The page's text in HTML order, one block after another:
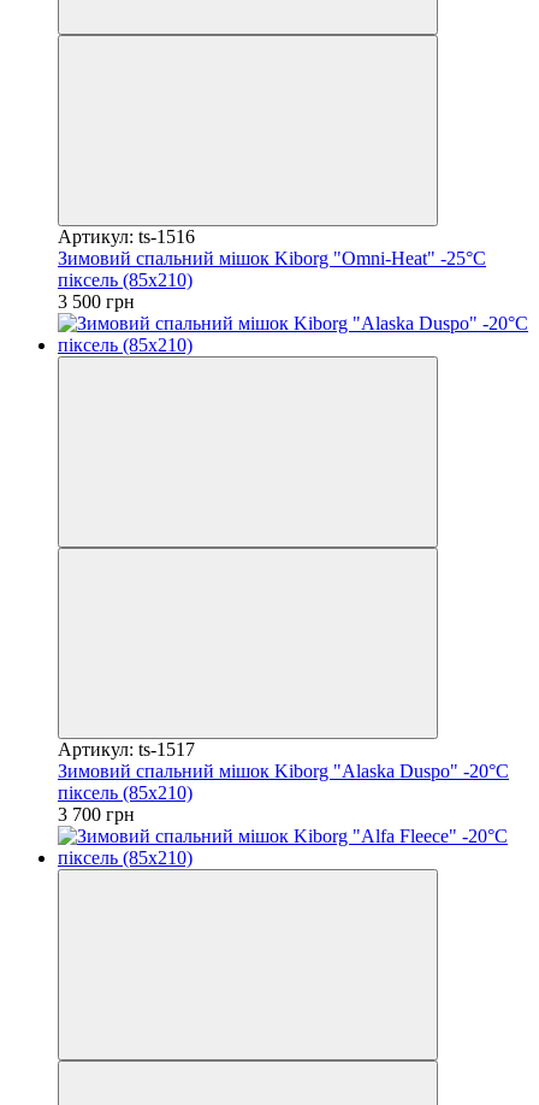
Артикул: ts-1516
Зимовий спальний мішок Kiborg "Omni-Heat" -25°C
піксель (85x210)
3 500 грн
Артикул: ts-1517
Зимовий спальний мішок Kiborg "Alaska Duspo" -20°C
піксель (85x210)
3 700 грн